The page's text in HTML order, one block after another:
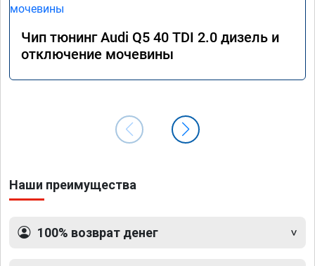
Чип тюнинг Audi Q5 40 TDI 2.0 дизель и
отключение мочевины
Наши преимущества
100% возврат денег